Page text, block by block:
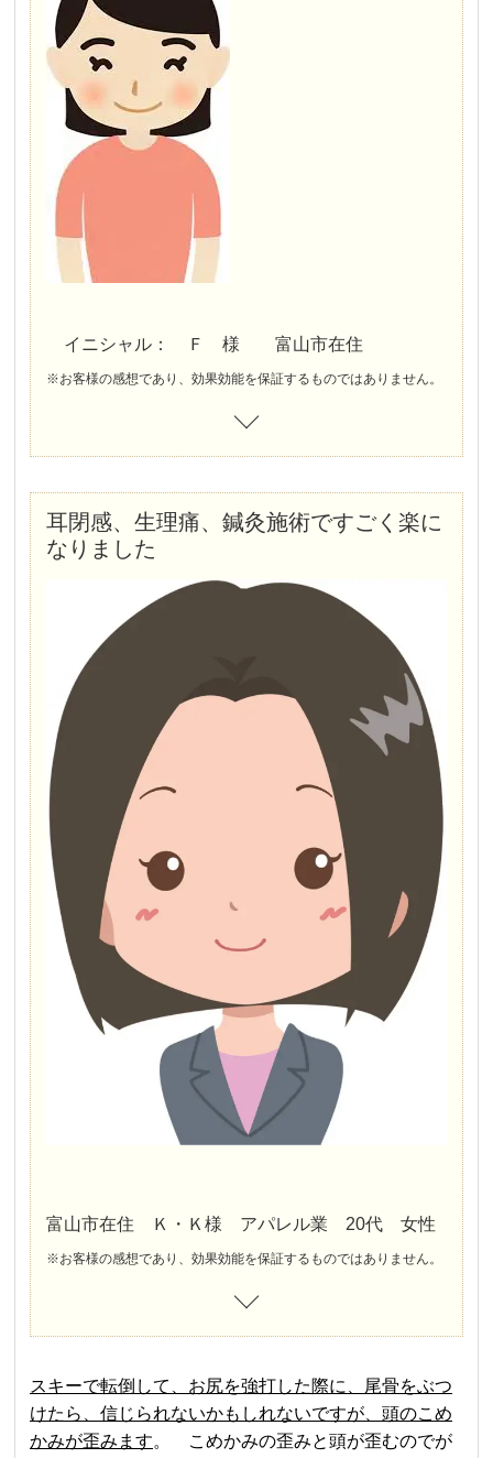
イニシャル： Ｆ 様 富山市在住
※お客様の感想であり、効果効能を保証するものではありません。
耳閉感、生理痛、鍼灸施術ですごく楽に
なりました
富山市在住 Ｋ・Ｋ様 アパレル業 20代 女性
※お客様の感想であり、効果効能を保証するものではありません。
スキーで転倒して、お尻を強打した際に、尾骨をぶつ
けたら、信じられないかもしれないですが、頭のこめ
かみが歪みます。 こめかみの歪みと頭が歪むのでが